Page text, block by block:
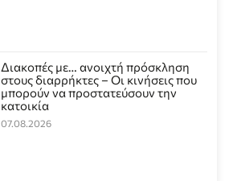
Διακοπές με… ανοιχτή πρόσκληση
στους διαρρήκτες – Οι κινήσεις που
μπορούν να προστατεύσουν την
κατοικία
07.08.2026